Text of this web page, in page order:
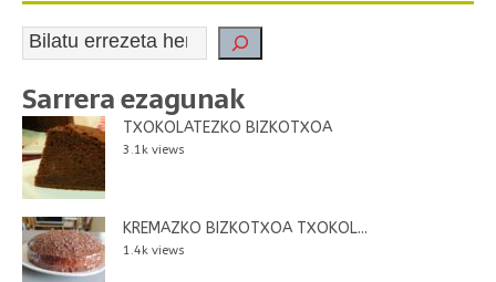
Sarrera ezagunak
TXOKOLATEZKO BIZKOTXOA
3.1k views
KREMAZKO BIZKOTXOA TXOKOL...
1.4k views